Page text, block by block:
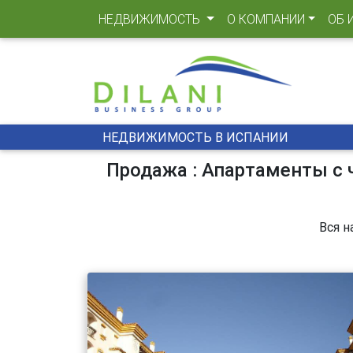
НЕДВИЖИМОСТЬ (CURRENT)
О КОМПАНИИ ОБ
НЕДВИЖИМОСТЬ В ИСПАНИИ
Продажа : Апартаменты с
Вся